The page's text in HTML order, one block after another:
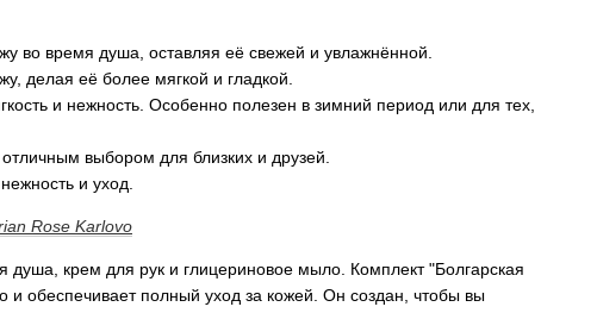
во время душа, оставляя её свежей и увлажнённой.
делая её более мягкой и гладкой.
и нежность. Особенно полезен в зимний период или для тех,
выбором для близких и друзей.
и уход.
Rose Karlovo
душа, крем для рук и глицериновое мыло. Комплект "Болгарская
и обеспечивает полный уход за кожей. Он создан, чтобы вы